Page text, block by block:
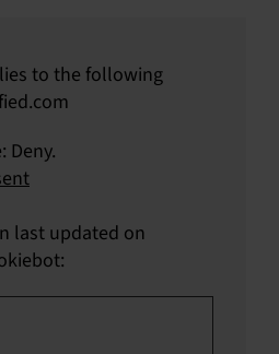
to the following
Deny.
last updated on
: